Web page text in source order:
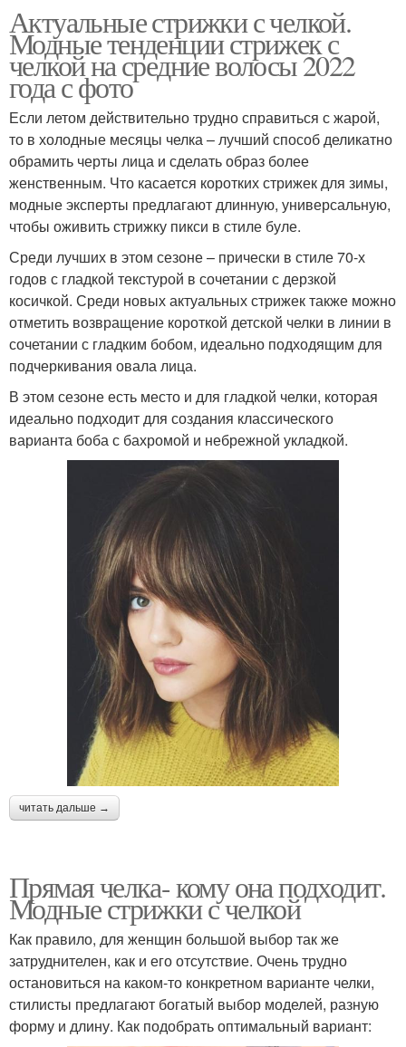
Актуальные стрижки с челкой.
Модные тенденции стрижек с
челкой на средние волосы 2022
года с фото
Если летом действительно трудно справиться с жарой,
то в холодные месяцы челка – лучший способ деликатно
обрамить черты лица и сделать образ более
женственным. Что касается коротких стрижек для зимы,
модные эксперты предлагают длинную, универсальную,
чтобы оживить стрижку пикси в стиле буле.
Среди лучших в этом сезоне – прически в стиле 70-х
годов с гладкой текстурой в сочетании с дерзкой
косичкой. Среди новых актуальных стрижек также можно
отметить возвращение короткой детской челки в линии в
сочетании с гладким бобом, идеально подходящим для
подчеркивания овала лица.
В этом сезоне есть место и для гладкой челки, которая
идеально подходит для создания классического
варианта боба с бахромой и небрежной укладкой.
читать дальше →
Прямая челка- кому она подходит.
Модные стрижки с челкой
Как правило, для женщин большой выбор так же
затруднителен, как и его отсутствие. Очень трудно
остановиться на каком-то конкретном варианте челки,
стилисты предлагают богатый выбор моделей, разную
форму и длину. Как подобрать оптимальный вариант: